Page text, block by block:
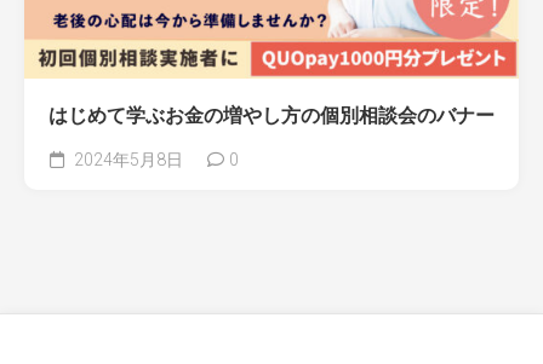
はじめて学ぶお金の増やし方の個別相談会のバナー
2024年5月8日 0